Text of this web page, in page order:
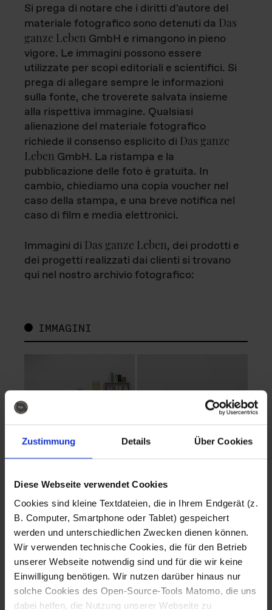
Zustimmung Details Über Cookies
Diese Webseite verwendet Cookies
Cookies sind kleine Textdateien, die in Ihrem Endgerät (z.
B. Computer, Smartphone oder Tablet) gespeichert
werden und unterschiedlichen Zwecken dienen können.
Wir verwenden technische Cookies, die für den Betrieb
unserer Webseite notwendig sind und für die wir keine
Einwilligung benötigen. Wir nutzen darüber hinaus nur
solche Cookies des Open-Source-Tools Matomo, die uns
dabei helfen, die Nutzung unserer Webseite zu
Si prega di notare che i diritti d'autore del
materiale fotografico sono detenuti da Das
ganze Leben GmbH e rimangono in pieno
vigore. Le immagini possono essere
utilizzate per scopi editoriali e scientifici. Si
prega di allegare sempre le informazioni
sulla fonte, che troverete salvata insieme
alla rispettiva immagine. Qualsiasi
alienazione del materiale fotografico
richiede il consenso esplicito di Das ganze
Leben GmbH. La ristampa e la
pubblicazione delle foto è gratuita. In
cambio, chiediamo una copia voucher nel
caso della stampa, e una breve notifica nel
caso di film e media elettronici.
Immagini di Das ganze Leben, dei prodotti e
dei progetti realizzati dai clienti si trovano
qui nel nostro archivio fotografico:
IMMAGINI
Fotografo: Lorenz
Sternbach
Download
Fotografo: Lorenz
Sternbach
Download